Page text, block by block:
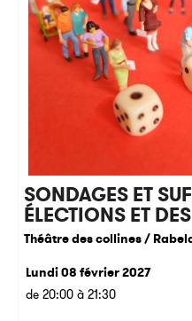
SONDAGES ET
ÉLECTIONS ET
Théâtre des collines /
Lundi 08 février 2027
de 20:00 à 21:30